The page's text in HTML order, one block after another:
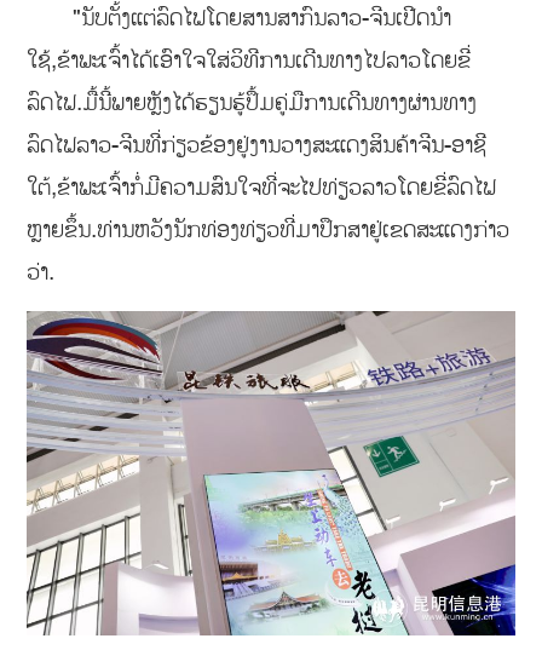
"ນັບຕັ້ງແຕ່ລົດໄຟໂດຍສານສາກົນລາວ-ຈີນເປີດນໍາ
ໃຊ້,ຂ້າພະເຈົ້າໄດ້ເອົາໃຈໃສ່ວິທີການເດີນທາງໄປລາວໂດຍຂີ່
ລົດໄຟ.ມື້ນີ້ພາຍຫຼັງໄດ້ຮຽນຮູ້ປຶ້ມຄູ່ມືການເດີນທາງຜ່ານທາງ
ລົດໄຟລາວ-ຈີນທີ່ກ່ຽວຂ້ອງຢູ່ງານວາງສະແດງສິນຄ້າຈີນ-ອາຊີ
ໃຕ້,ຂ້າພະເຈົ້າກໍ່ມີຄວາມສົນໃຈທີ່ຈະໄປທ່ຽວລາວໂດຍຂີ່ລົດໄຟ
ຫຼາຍຂຶ້ນ.ທ່ານຫວັງນັກທ່ອງທ່ຽວທີ່ມາປຶກສາຢູ່ເຂດສະແດງກ່າວ
ວ່າ.